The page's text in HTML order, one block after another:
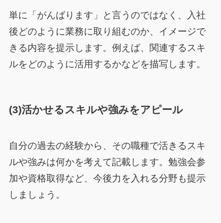
単に「がんばります」と言うのではなく、入社
後どのように業務に取り組むのか、イメージで
きる内容を提示します。例えば、関連するスキ
ルをどのように活用するかなどを描写します。
(3)活かせるスキルや強みをアピール
自分の過去の経験から、その職種で活きるスキ
ルや強みは何かを考えて記載します。勉強会参
加や資格取得など、今後力を入れる分野も提示
しましょう。